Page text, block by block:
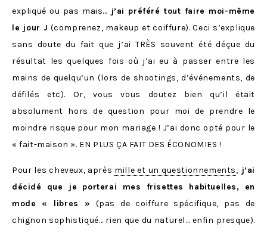
expliqué ou pas mais… j’ai préféré tout faire moi-même
le jour J (comprenez, makeup et coiffure). Ceci s’explique
sans doute du fait que j’ai TRÈS souvent été déçue du
résultat les quelques fois où j’ai eu à passer entre les
mains de quelqu’un (lors de shootings, d’événements, de
défilés etc). Or, vous vous doutez bien qu’il était
absolument hors de question pour moi de prendre le
moindre risque pour mon mariage ! J’ai donc opté pour le
« fait-maison ». EN PLUS ÇA FAIT DES ÉCONOMIES !
Pour les cheveux, après mille et un questionnements, j’ai
décidé que je porterai mes frisettes habituelles, en
mode « libres » (pas de coiffure spécifique, pas de
chignon sophistiqué… rien que du naturel… enfin presque).